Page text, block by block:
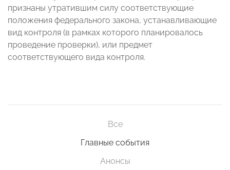
признаны утратившим силу соответствующие
положения федерального закона, устанавливающие
вид контроля (в рамках которого планировалось
проведение проверки), или предмет
соответствующего вида контроля.
Все
Главные события
Анонсы